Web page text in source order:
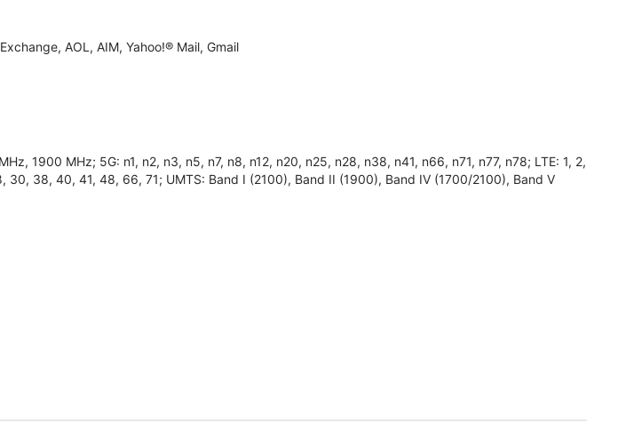
AOL, AIM, Yahoo!® Mail, Gmail
1900 MHz; 5G: n1, n2, n3, n5, n7, n8, n12, n20, n25, n28, n38, n41, n66, n71, n77, n78; LTE: 1, 2,
30, 38, 40, 41, 48, 66, 71; UMTS: Band I (2100), Band II (1900), Band IV (1700/2100), Band V